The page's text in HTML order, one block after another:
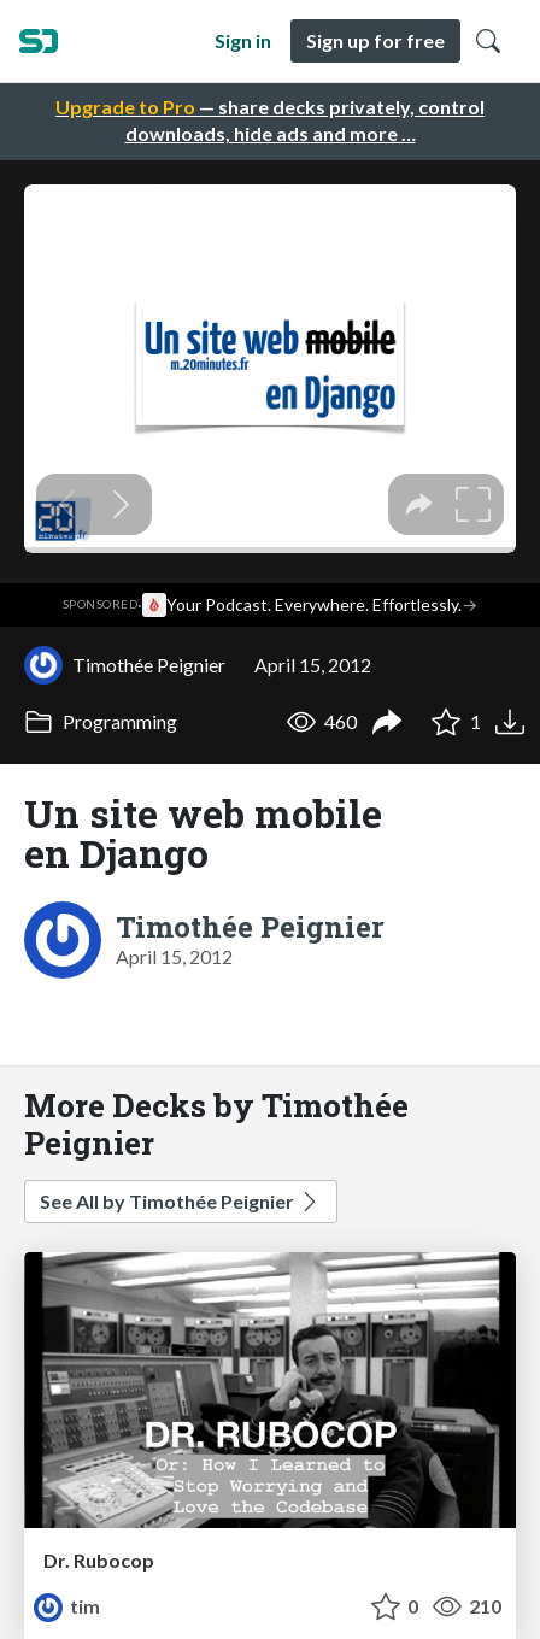
Upgrade to Pro — share decks privately, control
downloads, hide ads and more …
Sign in Sign up for free
SPONSORED· Your Podcast. Everywhere. Effortlessly.→
Timothée Peignier April 15, 2012
Programming 460 1
Un site web mobile
en Django
Timothée Peignier
April 15, 2012
More Decks by Timothée
Peignier
See All by Timothée Peignier
Dr. Rubocop
tim
0 210